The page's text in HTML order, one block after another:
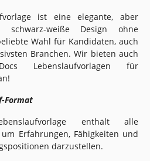
ist eine elegante, aber
schwarz-weiße Design ohne
Wahl für Kandidaten, auch
Branchen. Wir bieten auch
Lebenslaufvorlagen für
Format
enthält alle
Erfahrungen, Fähigkeiten und
darzustellen.